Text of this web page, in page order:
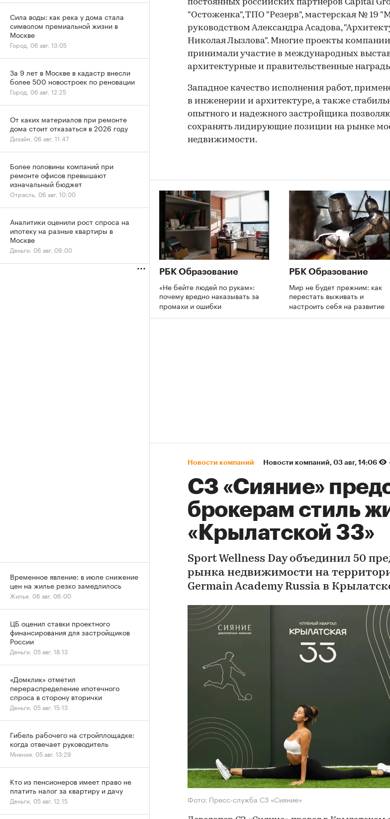
постоянных российских партнеров Capital
"Остоженка", ТПО "Резерв", мастерская № 19
руководством Александра Асадова,
Николая Лызлова". Многие проекты
принимали участие в международных
архитектурные и правительственные
Западное качество исполнения работ,
в инженерии и архитектуре, а также
опытного и надежного застройщика
сохранять лидирующие позиции на рынке
недвижимости.
РБК Образование
«Не бейте людей по рукам»:
почему вредно наказывать за
промахи и ошибки
РБК Образование
Мир не будет прежним: как
перестать выживать и
настроить себя на развитие
Новости компаний Новости компаний⁠, 03 авг, 14:06
СЗ «Сияние»
брокерам стиль
«Крылатской 33»
Sport Wellness Day объединил 50
рынка недвижимости на
Germain Academy Russia в
Фото: Пресс-служба СЗ «Сияние»
Сила воды: как река у дома стала
символом премиальной жизни в
Москве
Город, 06 авг, 13:05
За 9 лет в Москве в кадастр внесли
более 500 новостроек по реновации
Город, 06 авг, 12:25
От каких материалов при ремонте
дома стоит отказаться в 2026 году
Дизайн, 06 авг, 11:47
Более половины компаний при
ремонте офисов превышают
изначальный бюджет
Отрасль, 06 авг, 10:00
Аналитики оценили рост спроса на
ипотеку на разные квартиры в
Москве
Деньги, 06 авг, 09:00
Временное явление: в июле снижение
цен на жилье резко замедлилось
Жилье, 06 авг, 06:00
ЦБ оценил ставки проектного
финансирования для застройщиков
России
Деньги, 05 авг, 18:13
«Домклик» отметил
перераспределение ипотечного
спроса в сторону вторички
Деньги, 05 авг, 15:13
Гибель рабочего на стройплощадке:
когда отвечает руководитель
Мнения, 05 авг, 13:29
Кто из пенсионеров имеет право не
платить налог за квартиру и дачу
Деньги, 05 авг, 12:15